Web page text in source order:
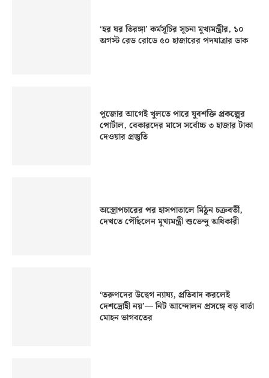
‘হর ঘর তিরঙ্গা’ কর্মসূচির সূচনা মুখ্যমন্ত্রীর, ১০
অগস্ট রেড রোডে ৫০ হাজারের পদযাত্রার ডাক
পুজোর আগেই খুলতে পারে যুবশক্তি প্রকল্পের
পোর্টাল, বেকারদের মাসে সর্বোচ্চ ৩ হাজার টাকা
দেওয়ার প্রস্তুতি
অস্ত্রোপচারের পর হাসপাতালে মিঠুন চক্রবর্তী,
দেখতে পৌঁছলেন মুখ্যমন্ত্রী শুভেন্দু অধিকারী
‘তরুণদের উদ্বেগ ন্যায্য, প্রতিবাদ করলেই
দেশদ্রোহী নয়’— নিট আন্দোলন প্রসঙ্গে বড় বার্তা
মোহন ভাগবতের